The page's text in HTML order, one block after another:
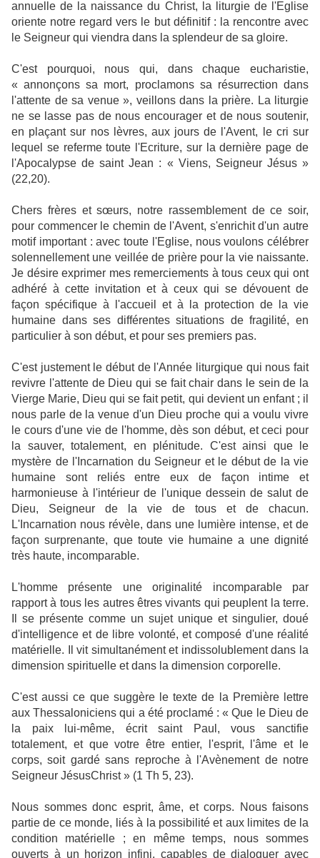
annuelle de la naissance du Christ, la liturgie de l'Eglise
oriente notre regard vers le but définitif : la rencontre avec
le Seigneur qui viendra dans la splendeur de sa gloire.
C'est pourquoi, nous qui, dans chaque eucharistie,
« annonçons sa mort, proclamons sa résurrection dans
l'attente de sa venue », veillons dans la prière. La liturgie
ne se lasse pas de nous encourager et de nous soutenir,
en plaçant sur nos lèvres, aux jours de l'Avent, le cri sur
lequel se referme toute l'Ecriture, sur la dernière page de
l'Apocalypse de saint Jean : « Viens, Seigneur Jésus »
(22,20).
Chers frères et sœurs, notre rassemblement de ce soir,
pour commencer le chemin de l'Avent, s'enrichit d'un autre
motif important : avec toute l'Eglise, nous voulons célébrer
solennellement une veillée de prière pour la vie naissante.
Je désire exprimer mes remerciements à tous ceux qui ont
adhéré à cette invitation et à ceux qui se dévouent de
façon spécifique à l'accueil et à la protection de la vie
humaine dans ses différentes situations de fragilité, en
particulier à son début, et pour ses premiers pas.
C'est justement le début de l'Année liturgique qui nous fait
revivre l'attente de Dieu qui se fait chair dans le sein de la
Vierge Marie, Dieu qui se fait petit, qui devient un enfant ; il
nous parle de la venue d'un Dieu proche qui a voulu vivre
le cours d'une vie de l'homme, dès son début, et ceci pour
la sauver, totalement, en plénitude. C'est ainsi que le
mystère de l'Incarnation du Seigneur et le début de la vie
humaine sont reliés entre eux de façon intime et
harmonieuse à l'intérieur de l'unique dessein de salut de
Dieu, Seigneur de la vie de tous et de chacun.
L'Incarnation nous révèle, dans une lumière intense, et de
façon surprenante, que toute vie humaine a une dignité
très haute, incomparable.
L'homme présente une originalité incomparable par
rapport à tous les autres êtres vivants qui peuplent la terre.
Il se présente comme un sujet unique et singulier, doué
d'intelligence et de libre volonté, et composé d'une réalité
matérielle. Il vit simultanément et indissolublement dans la
dimension spirituelle et dans la dimension corporelle.
C'est aussi ce que suggère le texte de la Première lettre
aux Thessaloniciens qui a été proclamé : « Que le Dieu de
la paix lui-même, écrit saint Paul, vous sanctifie
totalement, et que votre être entier, l'esprit, l'âme et le
corps, soit gardé sans reproche à l'Avènement de notre
Seigneur JésusChrist » (1 Th 5, 23).
Nous sommes donc esprit, âme, et corps. Nous faisons
partie de ce monde, liés à la possibilité et aux limites de la
condition matérielle ; en même temps, nous sommes
ouverts à un horizon infini, capables de dialoguer avec